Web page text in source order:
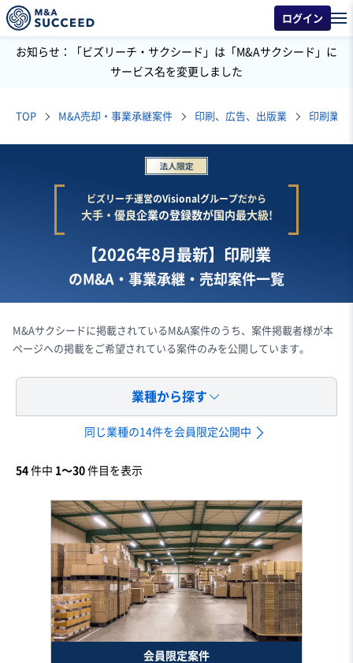
ログイン
お知らせ：「ビズリーチ・サクシード」は「M&Aサクシード」に
サービス名を変更しました
TOP M&A売却・事業承継案件 印刷、広告、出版業 印刷業
ビズリーチ運営のVisionalグループだから
大手・優良企業の登録数が国内最大級!
【2026年8月最新】印刷業
のM&A・事業承継・売却案件一覧
M&Aサクシードに掲載されているM&A案件のうち、案件掲載者様が本
ページへの掲載をご希望されている案件のみを公開しています。
業種から探す
同じ業種の14件を会員限定公開中
54 件中 1〜30 件目を表示
会員限定案件